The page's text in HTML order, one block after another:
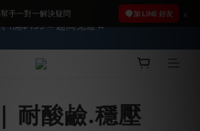
手一對一解決疑問 加 LINE 好友
００% 成功的秘訣，全靠這組😎　 ( 查
看鍍膜攻略✔ )
看鍍膜攻略✔ )
耐酸鹼.穩壓